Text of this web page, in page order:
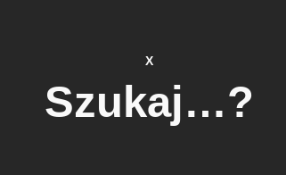
X
Szukaj…?